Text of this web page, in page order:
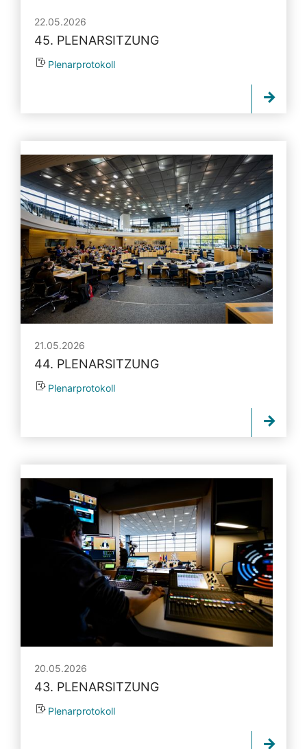
22.05.2026
45. PLENARSITZUNG
Plenarprotokoll
21.05.2026
44. PLENARSITZUNG
Plenarprotokoll
20.05.2026
43. PLENARSITZUNG
Plenarprotokoll